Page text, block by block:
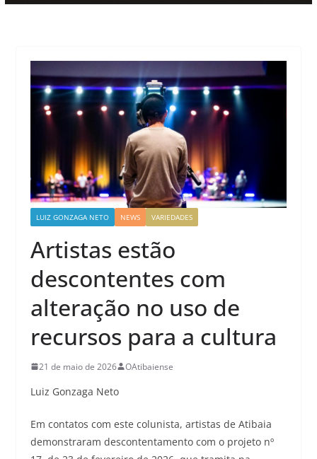
LUIZ GONZAGA NETO NEWS VARIEDADES
Artistas estão
descontentes com
alteração no uso de
recursos para a cultura
21 de maio de 2026 OAtibaiense
Luiz Gonzaga Neto
Em contatos com este colunista, artistas de Atibaia
demonstraram descontentamento com o projeto nº